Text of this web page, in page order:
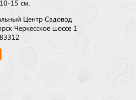
15 см.
Центр Садовод
Черкесское шоссе 1